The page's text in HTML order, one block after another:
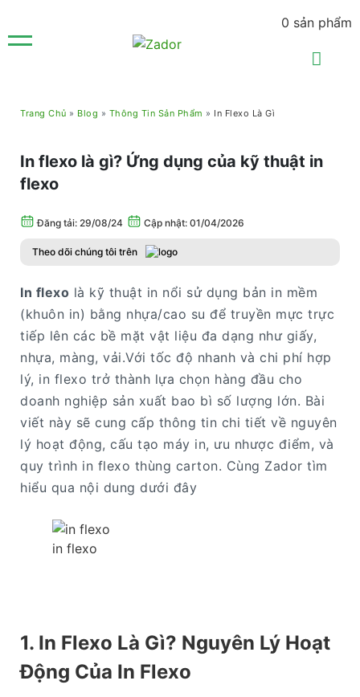
0 sản phẩm
Trang Chủ » Blog » Thông Tin Sản Phẩm » In Flexo Là Gì
In flexo là gì? Ứng dụng của kỹ thuật in
flexo
Đăng tải: 29/08/24 Cập nhật: 01/04/2026
Theo dõi chúng tôi trên
In flexo là kỹ thuật in nổi sử dụng bản in mềm
(khuôn in) bằng nhựa/cao su để truyền mực trực
tiếp lên các bề mặt vật liệu đa dạng như giấy,
nhựa, màng, vải.Với tốc độ nhanh và chi phí hợp
lý, in flexo trở thành lựa chọn hàng đầu cho
doanh nghiệp sản xuất bao bì số lượng lớn. Bài
viết này sẽ cung cấp thông tin chi tiết về nguyên
lý hoạt động, cấu tạo máy in, ưu nhược điểm, và
quy trình in flexo thùng carton. Cùng Zador tìm
hiểu qua nội dung dưới đây
in flexo
1. In Flexo Là Gì? Nguyên Lý Hoạt
Động Của In Flexo